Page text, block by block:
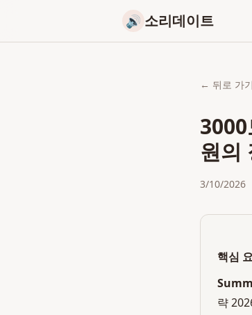
🔊 소리데이트
← 뒤로 가기
원의
3/10/2026
핵심
략